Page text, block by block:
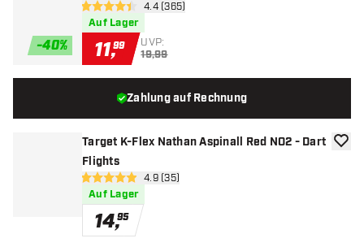
-40%
Bewertungsbereich öffnen
4.4 Bewertungssterne
4.4 (365)
Auf Lager
11,99 UVP:
19,99
Target K-Flex Nathan Aspinall Red NO2 - Dart
Flights
Bewertungsbereich öffnen
4.9 Bewertungssterne
4.9 (35)
Auf Lager
14,95
Zur
Zahlung auf Rechnung